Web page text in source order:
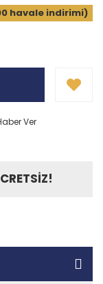
havale indirimi)
Ver